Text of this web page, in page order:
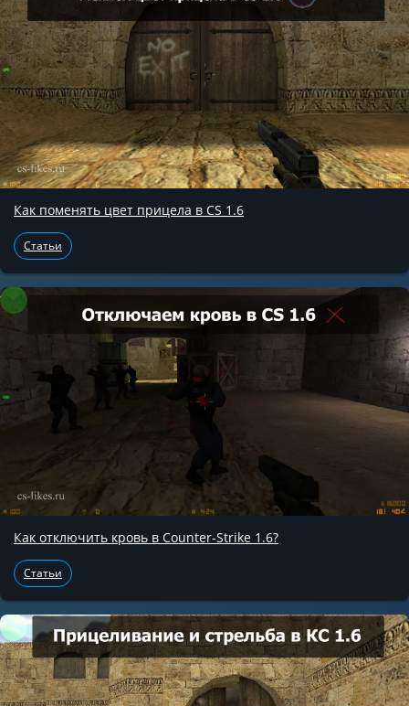
Как поменять цвет прицела в CS 1.6
Статьи
Как отключить кровь в Counter-Strike 1.6?
Статьи